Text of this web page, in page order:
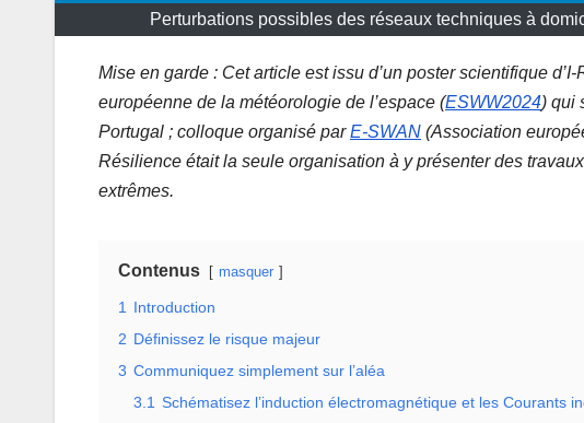
Perturbations possibles des réseaux techniques à
Mise en garde : Cet article est issu d’un poster scientifique
européenne de la météorologie de l’espace (ESWW2024) qui
Portugal ; colloque organisé parE-SWAN (Association
Résilience était la seule organisation à y présenter des
extrêmes.
Contenus masquer
1 Introduction
2 Définissez le risque majeur
3 Communiquez simplement sur l’aléa
3.1 Schématisez l’induction électromagnétique et les Courants